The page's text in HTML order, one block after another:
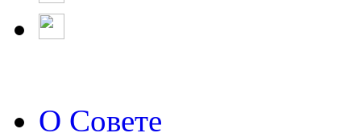
О Совете